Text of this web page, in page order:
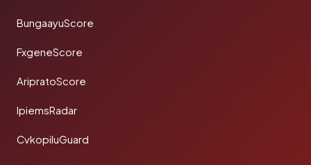
BungaayuScore
FxgeneScore
AripratoScore
IpiemsRadar
CvkopiluGuard